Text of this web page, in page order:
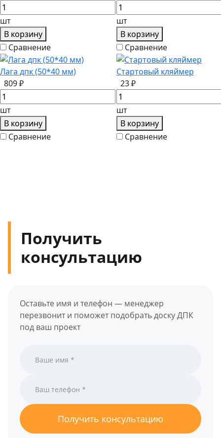
шт
В корзину
Сравнение
шт
В корзину
Сравнение
Лага дпк (50*40 мм)
809 ₽
шт
В корзину
Сравнение
Стартовый кляймер
23 ₽
шт
В корзину
Сравнение
Получить
консультацию
Оставьте имя и телефон — менеджер
перезвонит и поможет подобрать доску ДПК
под ваш проект
Получить консультацию